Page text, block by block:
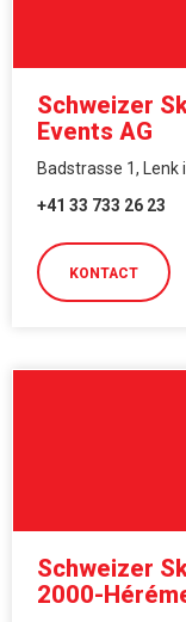
Schweizer
Events AG
Badstrasse 1, Lenk
+41 33 733 26 23
KONTACT
Schweizer
2000-